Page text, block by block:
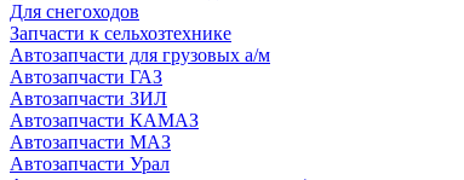
Для снегоходов
Запчасти к сельхозтехнике
Автозапчасти для грузовых а/м
Автозапчасти ГАЗ
Автозапчасти ЗИЛ
Автозапчасти КАМАЗ
Автозапчасти МАЗ
Автозапчасти Урал